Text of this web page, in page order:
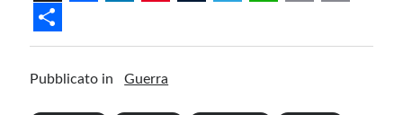
X
a
c
i
n
i
n
u
e
h
m r
S
h
Pubblicato in Guerra